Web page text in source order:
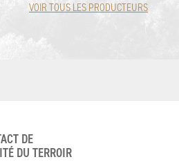
VOIR TOUS LES PRODUCTEURS
DE
DU TERROIR